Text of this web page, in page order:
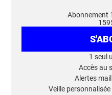
Abonnement
1 seul
Accès au
Alertes
Veille